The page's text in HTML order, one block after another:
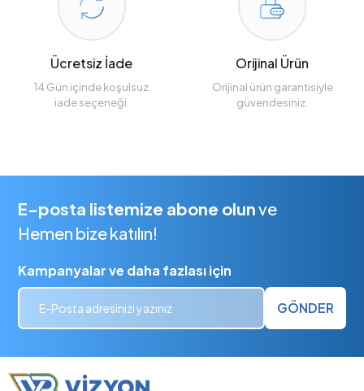
Ücretsiz İade
14 Gün içinde koşulsuz
iade seçeneği.
Orijinal Ürün
Orijinal ürün garantisiyle
güvendesiniz.
E-posta listemize abone olunve
Hemen bize katılın!
Kampanyalar ve daha fazlası için
GÖNDER